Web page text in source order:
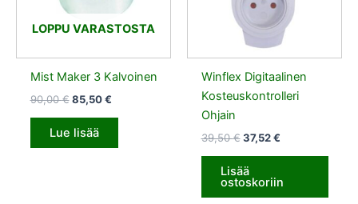
LOPPU VARASTOSTA
Mist Maker 3 Kalvoinen
90,00€ 85,50€
Lue lisää
Winflex Digitaalinen
Kosteuskontrolleri
Ohjain
39,50€ 37,52€
Lisää
ostoskoriin